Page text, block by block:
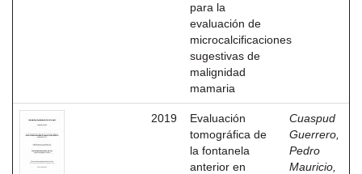
para la
evaluación de
microcalcificaciones
sugestivas de
malignidad
mamaria
2019
Evaluación
tomográfica de
la fontanela
anterior en
Cuaspud
Guerrero,
Pedro
Mauricio,